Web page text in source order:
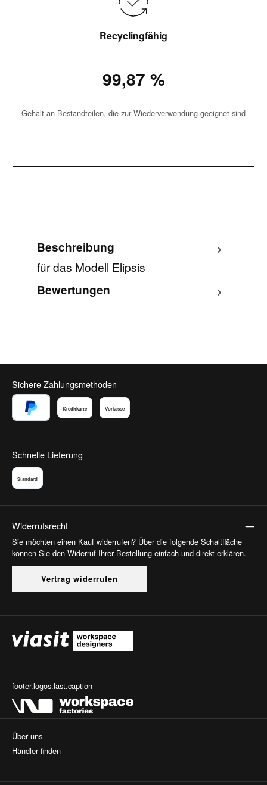
Recyclingfähig
99,87 %
Gehalt an Bestandteilen, die zur Wiederverwendung geeignet sind
Beschreibung
für das Modell Elipsis
Bewertungen
Sichere Zahlungsmethoden
Kreditkarte Vorkasse
Schnelle Lieferung
Standard
Widerrufsrecht
Sie möchten einen Kauf widerrufen? Über die folgende Schaltfläche
können Sie den Widerruf Ihrer Bestellung einfach und direkt erklären.
Vertrag widerrufen
footer.logos.last.caption
Über uns
Händler finden